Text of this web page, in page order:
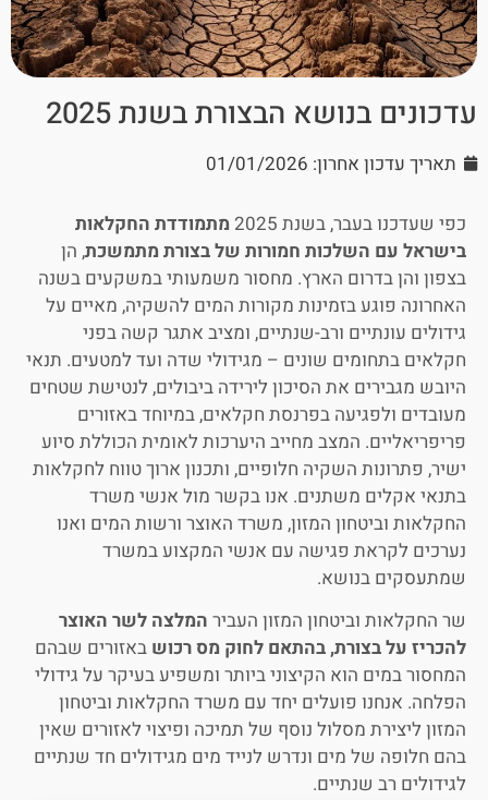
עדכונים בנושא הבצורת בשנת 2025
תאריך עדכון אחרון: 01/01/2026
כפי שעדכנו בעבר, בשנת 2025
מתמודדת החקלאות
בישראל עם השלכות חמורות של בצורת מתמשכת, הן
בצפון והן בדרום הארץ. מחסור משמעותי במשקעים בשנה
האחרונה פוגע בזמינות מקורות המים להשקיה, מאיים על
גידולים עונתיים ורב-שנתיים, ומציב אתגר קשה בפני
חקלאים בתחומים שונים – מגידולי שדה ועד למטעים. תנאי
היובש מגבירים את הסיכון לירידה ביבולים, לנטישת שטחים
מעובדים ולפגיעה בפרנסת חקלאים, במיוחד באזורים
פריפריאליים. המצב מחייב היערכות לאומית הכוללת סיוע
ישיר, פתרונות השקיה חלופיים, ותכנון ארוך טווח לחקלאות
בתנאי אקלים משתנים. אנו בקשר מול אנשי משרד
החקלאות וביטחון המזון, משרד האוצר ורשות המים ואנו
נערכים לקראת פגישה עם אנשי המקצוע במשרד
שמתעסקים בנושא.
שר החקלאות וביטחון המזון העביר המלצה לשר האוצר
להכריז על בצורת, בהתאם לחוק מס רכוש באזורים שבהם
המחסור במים הוא הקיצוני ביותר ומשפיע בעיקר על גידולי
הפלחה. אנחנו פועלים יחד עם משרד החקלאות וביטחון
המזון ליצירת מסלול נוסף של תמיכה ופיצוי לאזורים שאין
בהם חלופה של מים ונדרש לנייד מים מגידולים חד שנתיים
לגידולים רב שנתיים.